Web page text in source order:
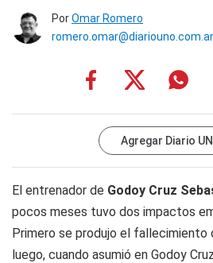
PorOmar Romero
romero.omar@diariouno.com.ar
Agregar Diario
El entrenador de Godoy Cruz
pocos meses tuvo dos impactos
Primero se produjo el fallecimiento
luego, cuando asumió en Godoy